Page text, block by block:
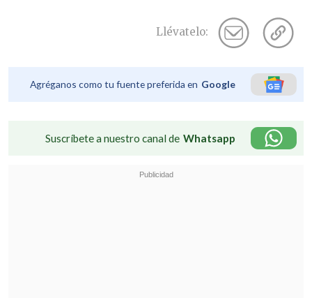
Llévatelo:
Agréganos como tu fuente preferida en Google
Suscríbete a nuestro canal de Whatsapp